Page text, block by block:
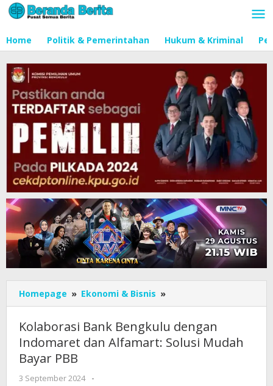
Lewati
ke
Home Politik & Pemerintahan Hukum & Kriminal
Homepage » Ekonomi & Bisnis »
Bank
dengan
Indomaret
Kolaborasi Bank Bengkulu dengan
Indomaret dan Alfamart: Solusi Mudah
Bayar PBB
3 September 2024
oleh
-